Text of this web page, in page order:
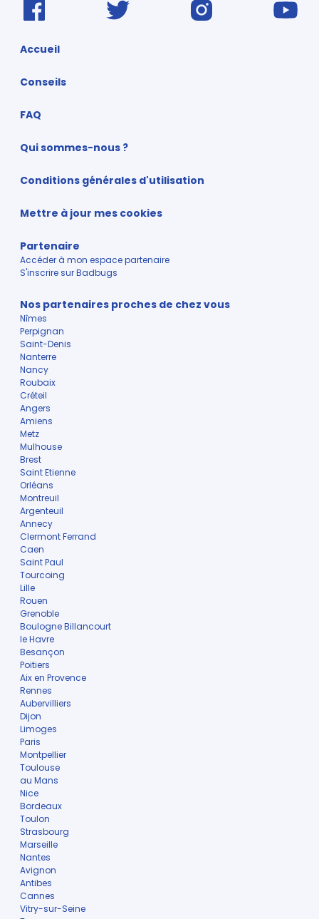
Accueil
Conseils
FAQ
Qui sommes-nous ?
Conditions générales d'utilisation
Mettre à jour mes cookies
Partenaire
Accéder à mon espace partenaire
S'inscrire sur Badbugs
Nos partenaires proches de chez vous
Nîmes
Perpignan
Saint-Denis
Nanterre
Nancy
Roubaix
Créteil
Angers
Amiens
Metz
Mulhouse
Brest
Saint Etienne
Orléans
Montreuil
Argenteuil
Annecy
Clermont Ferrand
Caen
Saint Paul
Tourcoing
Lille
Rouen
Grenoble
Boulogne Billancourt
le Havre
Besançon
Poitiers
Aix en Provence
Rennes
Aubervilliers
Dijon
Limoges
Paris
Montpellier
Toulouse
au Mans
Nice
Bordeaux
Toulon
Strasbourg
Marseille
Nantes
Avignon
Antibes
Cannes
Vitry-sur-Seine